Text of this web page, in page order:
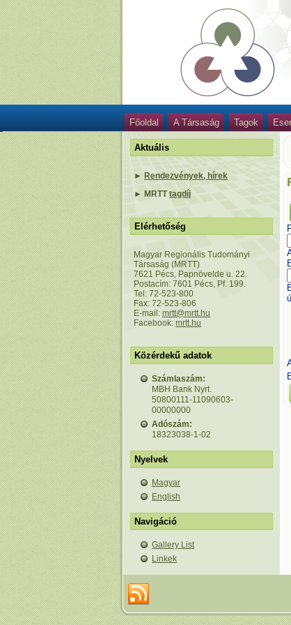
Főoldal A Társaság Tagok
Aktuális
► Rendezvények, hírek
► MRTTtagdíj
Elérhetőség
Magyar Regionális Tudományi
Társaság (MRTT)
7621 Pécs, Papnövelde u. 22.
Postacím: 7601 Pécs, Pf. 199.
Tel: 72-523-800
Fax: 72-523-806
E-mail: mrtt@mrtt.hu
Facebook: mrtt.hu
Közérdekű adatok
Számlaszám:
MBH Bank Nyrt.
50800111-11090603-
00000000
Adószám:
18323038-1-02
Nyelvek
Magyar
English
Navigáció
Gallery List
Linkek